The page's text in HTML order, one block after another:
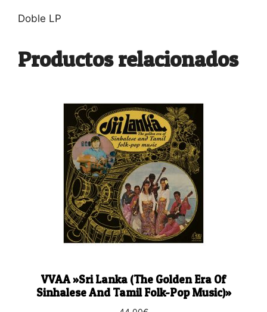
Doble LP
Productos relacionados
VVAA ‎»Sri Lanka (The Golden Era Of
Sinhalese And Tamil Folk-Pop Music)»